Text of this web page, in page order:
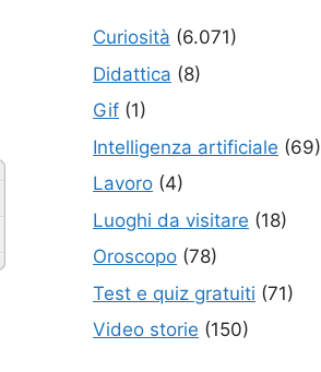
Curiosità (6.071)
Didattica (8)
Gif (1)
Intelligenza artificiale (69)
Lavoro (4)
Luoghi da visitare (18)
Oroscopo (78)
Test e quiz gratuiti (71)
Video storie (150)